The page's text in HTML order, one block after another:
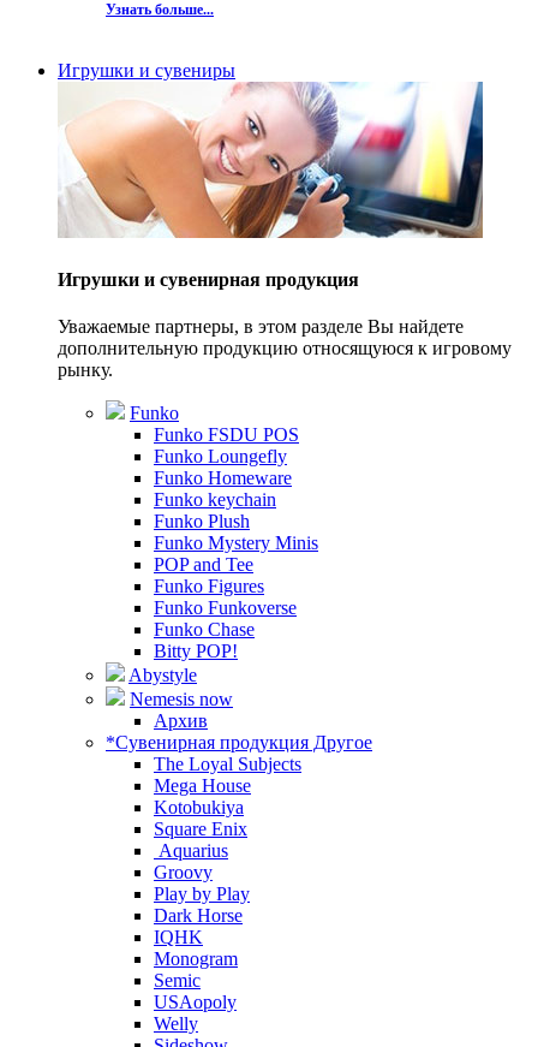
Узнать больше...
Игрушки и сувениры
Игрушки и сувенирная продукция
Уважаемые партнеры, в этом разделе Вы найдете
дополнительную продукцию относящуюся к игровому
рынку.
Funko
Funko FSDU POS
Funko Loungefly
Funko Homeware
Funko keychain
Funko Plush
Funko Mystery Minis
POP and Tee
Funko Figures
Funko Funkoverse
Funko Chase
Bitty POP!
Abystyle
Nemesis now
Архив
*Сувенирная продукция Другое
The Loyal Subjects
Mega House
Kotobukiya
Square Enix
Aquarius
Groovy
Play by Play
Dark Horse
IQHK
Monogram
Semic
USAopoly
Welly